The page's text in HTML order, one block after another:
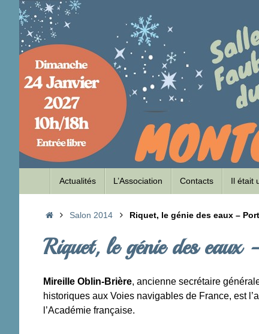
Passer
contenu
Actualités L’Association Contacts Il était
AccueilSalon 2014 Riquet, le génie des eaux –
Riquet, le génie des
Mireille Oblin-Brière, ancienne secrétaire
historiques aux Voies navigables de France, est
l’Académie française.